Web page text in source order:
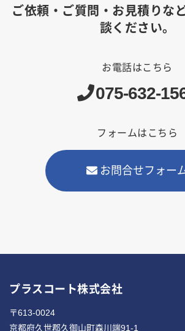
ご依頼・ご質問・お見積りな
談ください。
お電話はこちら
075-632-
フォームはこちら
お問合せフォー
プラスコート株式会社
〒613-0024
京都府久世郡久御山町森川端91-1